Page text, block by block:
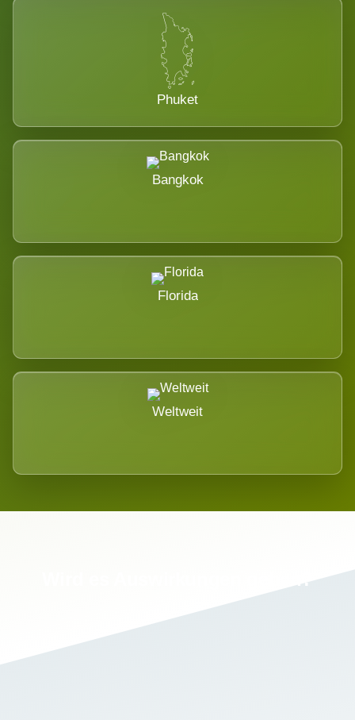
Phuket
Bangkok
Florida
Weltweit
Wird es Auswirkungen geben?